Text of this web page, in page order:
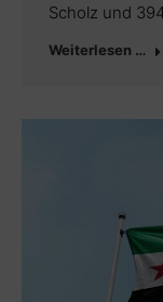
Scholz und
Weiterlesen …